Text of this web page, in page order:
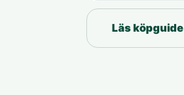
Läs köpguide